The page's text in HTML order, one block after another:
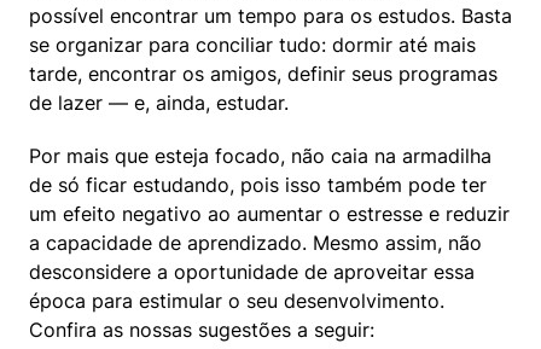
possível encontrar um tempo para os estudos. Basta
se organizar para conciliar tudo: dormir até mais
tarde, encontrar os amigos, definir seus programas
de lazer — e, ainda, estudar.
Por mais que esteja focado, não caia na armadilha
de só ficar estudando, pois isso também pode ter
um efeito negativo ao aumentar o estresse e reduzir
a capacidade de aprendizado. Mesmo assim, não
desconsidere a oportunidade de aproveitar essa
época para estimular o seu desenvolvimento.
Confira as nossas sugestões a seguir: